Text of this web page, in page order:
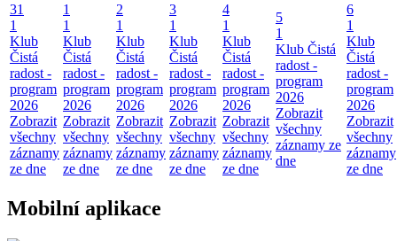
31
1
Klub
Čistá
radost -
program
2026
Zobrazit
všechny
záznamy
ze dne
1
1
Klub
Čistá
radost -
program
2026
Zobrazit
všechny
záznamy
ze dne
2
1
Klub
Čistá
radost -
program
2026
Zobrazit
všechny
záznamy
ze dne
3
1
Klub
Čistá
radost -
program
2026
Zobrazit
všechny
záznamy
ze dne
4
1
Klub
Čistá
radost -
program
2026
Zobrazit
všechny
záznamy
ze dne
5
1
Klub Čistá
radost -
program
2026
Zobrazit
všechny
záznamy ze
dne
6
1
Klub
Čistá
radost -
program
2026
Zobrazit
všechny
záznamy
ze dne
Mobilní aplikace